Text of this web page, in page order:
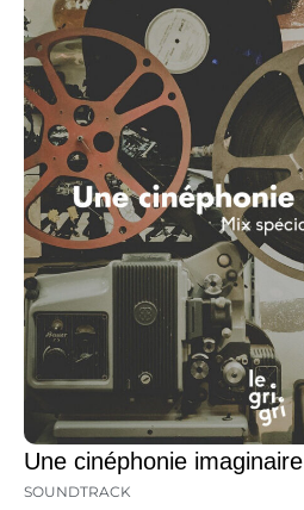
Une cinéphonie imaginaire
SOUNDTRACK